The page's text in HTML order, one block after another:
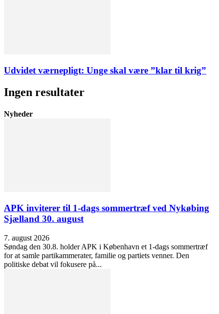
Udvidet værnepligt: Unge skal være ”klar til krig”
Ingen resultater
Nyheder
APK inviterer til 1-dags sommertræf ved Nykøbing
Sjælland 30. august
7. august 2026
Søndag den 30.8. holder APK i København et 1-dags sommertræf
for at samle partikammerater, familie og partiets venner. Den
politiske debat vil fokusere på...